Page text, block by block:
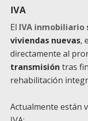
IVA
El IVA inmobiliario
viviendas nuevas,
directamente al
transmisión tras
rehabilitación
Actualmente están